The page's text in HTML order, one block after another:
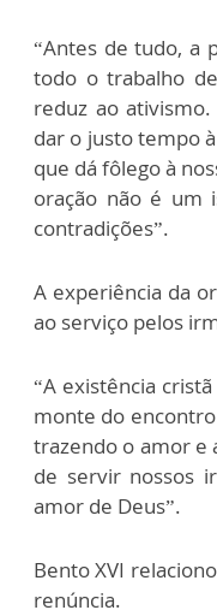
“Antes de tudo, a
todo o trabalho
reduz ao
dar o justo tempo
que dá fôlego à
oração não é um
contradições”.
A experiência da
ao serviço pelos
“A existência
monte do
trazendo o amor e
de servir nossos
amor de Deus”.
Bento XVI
renúncia.